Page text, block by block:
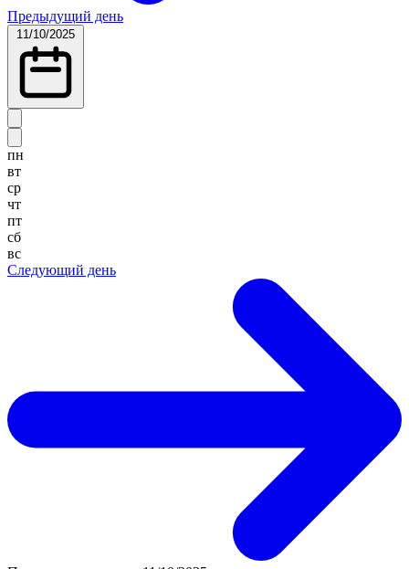
Предыдущий день
11/10/2025
пн
вт
ср
чт
пт
сб
вс
Следующий день